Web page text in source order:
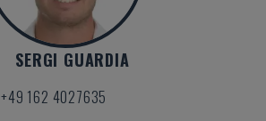
SERGI GUARDIA
+49 162 4027635